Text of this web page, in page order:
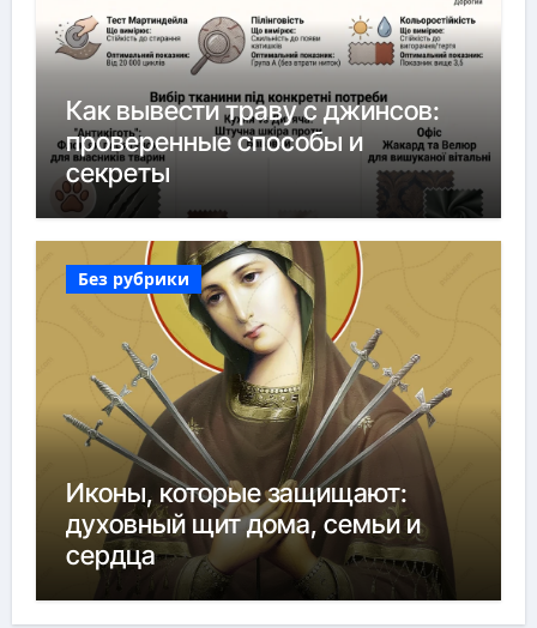
Как вывести траву с джинсов:
проверенные способы и
секреты
Без рубрики
Иконы, которые защищают:
духовный щит дома, семьи и
сердца